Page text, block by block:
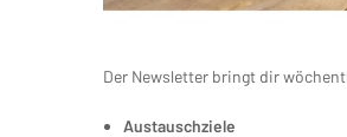
Der Newsletter bringt dir
Austauschziele